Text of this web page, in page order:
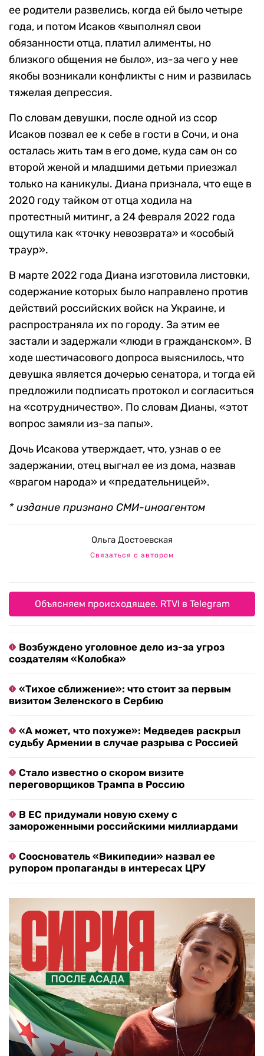
ее родители развелись, когда ей было четыре
года, и потом Исаков «выполнял свои
обязанности отца, платил алименты, но
близкого общения не было», из-за чего у нее
якобы возникали конфликты с ним и развилась
тяжелая депрессия.
По словам девушки, после одной из ссор
Исаков позвал ее к себе в гости в Сочи, и она
осталась жить там в его доме, куда сам он со
второй женой и младшими детьми приезжал
только на каникулы. Диана признала, что еще в
2020 году тайком от отца ходила на
протестный митинг, а 24 февраля 2022 года
ощутила как «точку невозврата» и «особый
траур».
В марте 2022 года Диана изготовила листовки,
содержание которых было направлено против
действий российских войск на Украине, и
распространяла их по городу. За этим ее
застали и задержали «люди в гражданском». В
ходе шестичасового допроса выяснилось, что
девушка является дочерью сенатора, и тогда ей
предложили подписать протокол и согласиться
на «сотрудничество». По словам Дианы, «этот
вопрос замяли из-за папы».
Дочь Исакова утверждает, что, узнав о ее
задержании, отец выгнал ее из дома, назвав
«врагом народа» и «предательницей».
* издание признано СМИ-иноагентом
Ольга Достоевская
Связаться с автором
Объясняем происходящее. RTVI в Telegram
Возбуждено уголовное дело из-за угроз
создателям «Колобка»
«Тихое сближение»: что стоит за первым
визитом Зеленского в Сербию
«А может, что похуже»: Медведев раскрыл
судьбу Армении в случае разрыва с Россией
Стало известно о скором визите
переговорщиков Трампа в Россию
В ЕС придумали новую схему с
замороженными российскими миллиардами
Сооснователь «Википедии» назвал ее
рупором пропаганды в интересах ЦРУ